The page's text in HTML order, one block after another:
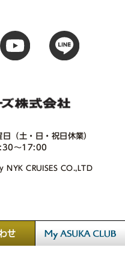
（土・日・祝日休業）
～17:00
CRUISES CO.,LTD
せ